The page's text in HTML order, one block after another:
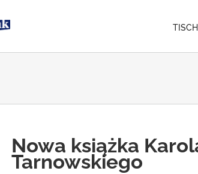
Nowa książka
Tarnowskiego